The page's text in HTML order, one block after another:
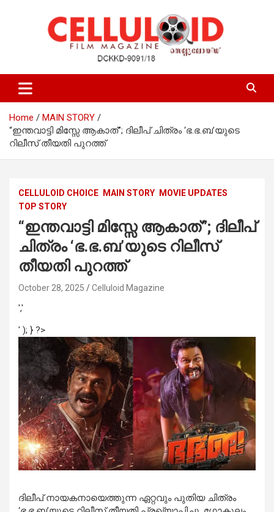
celluloid
Home
MAIN STORY
“ഇന്തവാട്ടി മിസ്സേ ആകാത്”; ദിലീപ് ചിത്രം ‘ഭ.ഭ.ബ’യുടെ
റിലീസ് തീയതി പുറത്ത്
CELLULOID CHOICE MAIN STORY
MOVIE UPDATES
TOP STORY
“ഇന്തവാട്ടി മിസ്സേ ആകാത്”; ദിലീപ്
ചിത്രം ‘ഭ.ഭ.ബ’യുടെ റിലീസ്
തീയതി പുറത്ത്
October 28, 2025 Celluloid Magazine
','
' ); } ?>
ദിലീപ് നായകനായെത്തുന്ന ഏറ്റവും പുതിയ ചിത്രം